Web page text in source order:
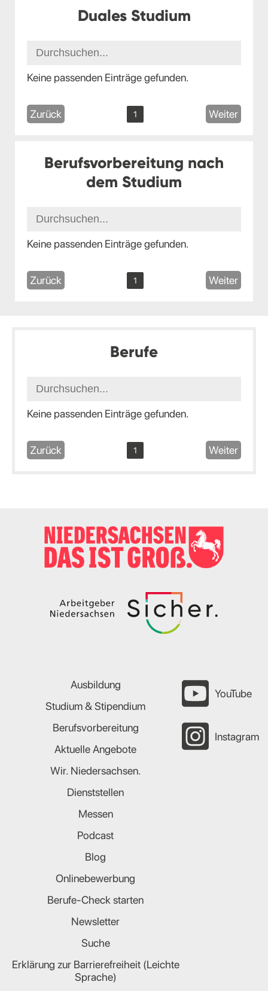
Duales Studium
Keine passenden Einträge gefunden.
Zurück 1 Weiter
Berufsvorbereitung nach
dem Studium
Keine passenden Einträge gefunden.
Zurück 1 Weiter
Berufe
Keine passenden Einträge gefunden.
Zurück 1 Weiter
Ausbildung
Studium & Stipendium
Berufsvorbereitung
Aktuelle Angebote
Wir. Niedersachsen.
Dienststellen
Messen
Podcast
Blog
Onlinebewerbung
Berufe-Check starten
Newsletter
Suche
Erklärung zur Barrierefreiheit (Leichte
Sprache)
YouTube
Instagram